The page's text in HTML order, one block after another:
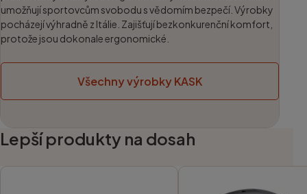
umožňují sportovcům svobodu s vědomím bezpečí. Výrobky
pocházejí výhradně z Itálie. Zajišťují bezkonkurenční komfort,
protože jsou dokonale ergonomické.
Všechny výrobky KASK
Lepší produkty na dosah